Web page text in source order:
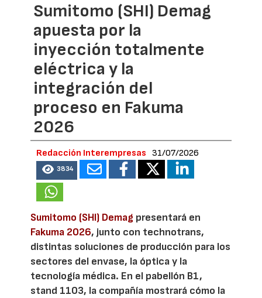
Sumitomo (SHI) Demag
apuesta por la
inyección totalmente
eléctrica y la
integración del
proceso en Fakuma
2026
Redacción Interempresas 31/07/2026
3834
Sumitomo (SHI) Demag presentará en
Fakuma 2026, junto con technotrans,
distintas soluciones de producción para los
sectores del envase, la óptica y la
tecnología médica. En el pabellón B1,
stand 1103, la compañía mostrará cómo la